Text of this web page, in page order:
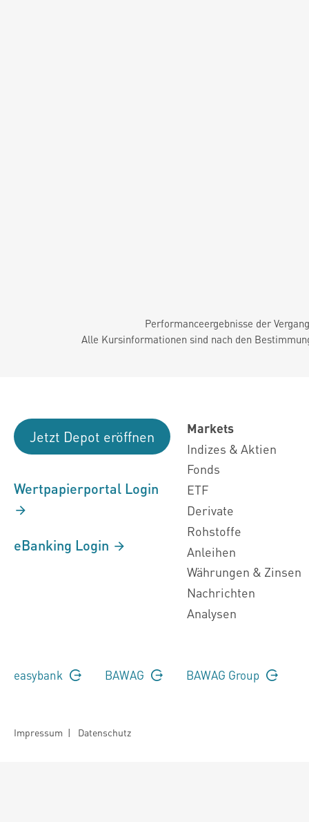
Performanceergebnisse der
Alle Kursinformationen sind nach den
Jetzt Depot eröffnen
Wertpapierportal Login
eBanking Login
Markets
Indizes & Aktien
Fonds
ETF
Derivate
Rohstoffe
Anleihen
Währungen & Zinsen
Nachrichten
Analysen
easybank BAWAG BAWAG Group
Impressum | Datenschutz